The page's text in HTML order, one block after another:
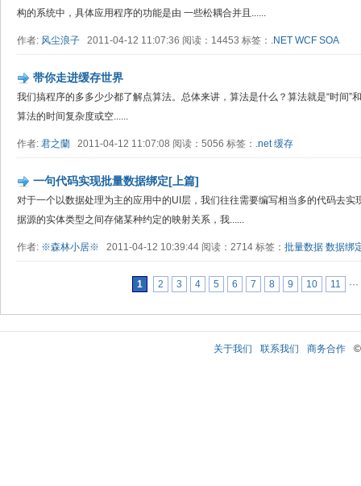
构的系统中，具体应用程序的功能是由 一些松耦合并且......
作者: 风尘浪子 2011-04-12 11:07:36 阅读：14453 标签： .NET WCF SOA
带你走进缓存世界
我们搞程序的多多少少都了解点算法。总体来讲，算法是什么？算法就是“时间”
算法的时间复杂度或空......
作者: 君之蘭 2011-04-12 11:07:08 阅读：5056 标签： .net 缓存
一句代码实现批量数据绑定[上篇]
对于一个以数据处理为主的应用中的UI层，我们往往需要编写相当多的代码去
据源的实体类型之间存储某种约定的映射关系，我......
作者: ※森林小居※ 2011-04-12 10:39:44 阅读：2714 标签： 批量数据 数据绑
1 2 3 4 5 6 7 8 9 10 11 ···
关于我们 联系我们 商务合作